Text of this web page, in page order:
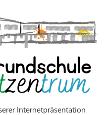
Internetpräsentation